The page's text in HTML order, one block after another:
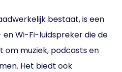
bestaat, is een
Wi-Fi-luidspreker die de
om muziek, podcasts en
Het biedt ook